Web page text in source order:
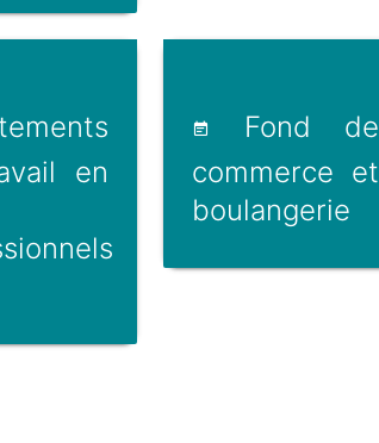
en
Fond de
commerce et
boulangerie